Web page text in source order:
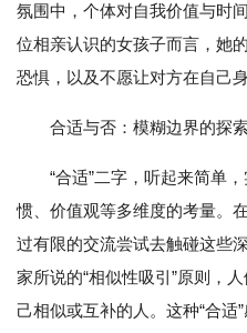
氛围中，个体对自我价值与时
位相亲认识的女孩子而言，她
恐惧，以及不愿让对方在自己身
合适与否：模糊边界的探
“合适”二字，听起来简单
惯、价值观等多维度的考量。
过有限的交流尝试去触碰这些
家所说的“相似性吸引”原则，
己相似或互补的人。这种“合适